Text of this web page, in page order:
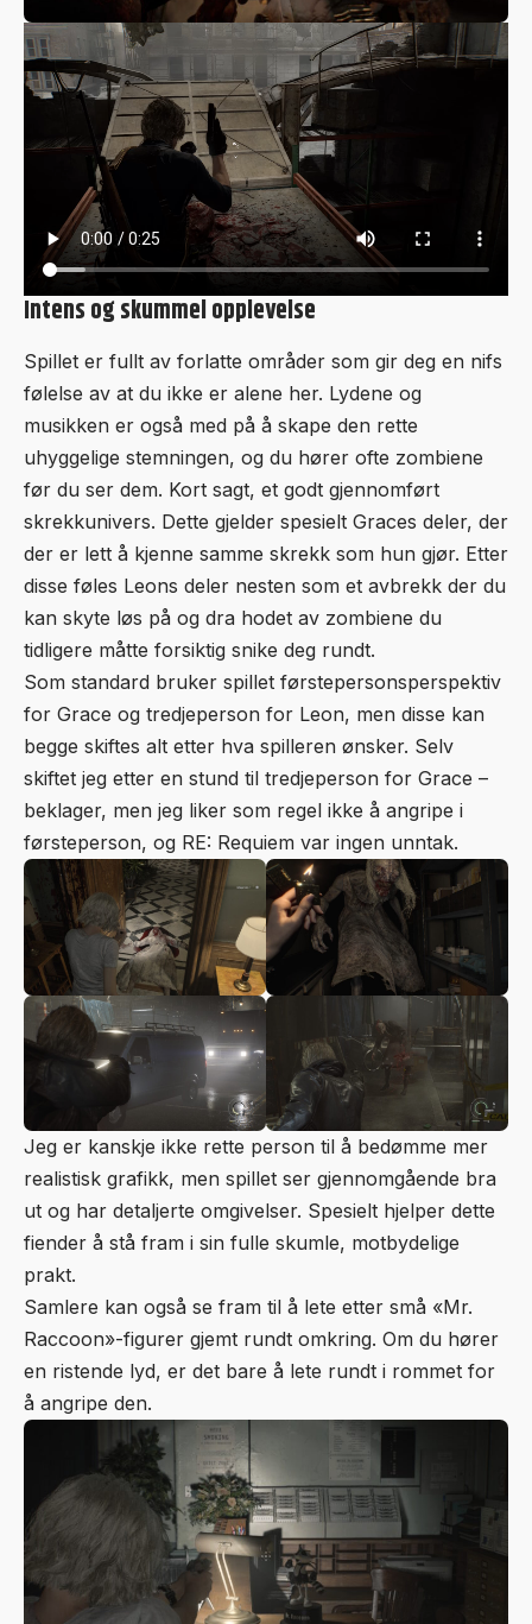
Intens og skummel opplevelse
Spillet er fullt av forlatte områder som gir deg en nifs
følelse av at du ikke er alene her. Lydene og
musikken er også med på å skape den rette
uhyggelige stemningen, og du hører ofte zombiene
før du ser dem. Kort sagt, et godt gjennomført
skrekkunivers. Dette gjelder spesielt Graces deler, der
der er lett å kjenne samme skrekk som hun gjør. Etter
disse føles Leons deler nesten som et avbrekk der du
kan skyte løs på og dra hodet av zombiene du
tidligere måtte forsiktig snike deg rundt.
Som standard bruker spillet førstepersonsperspektiv
for Grace og tredjeperson for Leon, men disse kan
begge skiftes alt etter hva spilleren ønsker. Selv
skiftet jeg etter en stund til tredjeperson for Grace –
beklager, men jeg liker som regel ikke å angripe i
førsteperson, og RE: Requiem var ingen unntak.
Jeg er kanskje ikke rette person til å bedømme mer
realistisk grafikk, men spillet ser gjennomgående bra
ut og har detaljerte omgivelser. Spesielt hjelper dette
fiender å stå fram i sin fulle skumle, motbydelige
prakt.
Samlere kan også se fram til å lete etter små «Mr.
Raccoon»-figurer gjemt rundt omkring. Om du hører
en ristende lyd, er det bare å lete rundt i rommet for
å angripe den.